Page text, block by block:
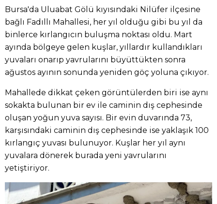
Bursa'da Uluabat Gölü kıyısındaki Nilüfer ilçesine
bağlı Fadıllı Mahallesi, her yıl olduğu gibi bu yıl da
binlerce kırlangıcın buluşma noktası oldu. Mart
ayında bölgeye gelen kuşlar, yıllardır kullandıkları
yuvaları onarıp yavrularını büyüttükten sonra
ağustos ayının sonunda yeniden göç yoluna çıkıyor.
Mahallede dikkat çeken görüntülerden biri ise aynı
sokakta bulunan bir ev ile caminin dış cephesinde
oluşan yoğun yuva sayısı. Bir evin duvarında 73,
karşısındaki caminin dış cephesinde ise yaklaşık 100
kırlangıç yuvası bulunuyor. Kuşlar her yıl aynı
yuvalara dönerek burada yeni yavrularını
yetiştiriyor.